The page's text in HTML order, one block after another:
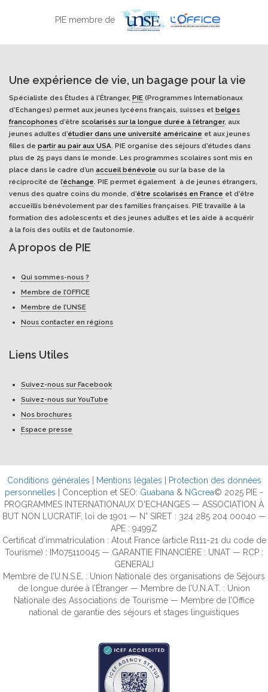
PIE membre de
Une expérience de vie, un bagage pour la vie
Spécialiste des Études à l'Étranger, PIE (Programmes Internationaux
d’Echanges) permet aux jeunes lycéens français, suisses et belges
francophones d’être scolarisés sur la longue durée à l’étranger, aux
jeunes adultes d’étudier dans une université américaine et aux jeunes
filles de partir au pair aux USA. PIE organise des séjours d’études dans
plus de 25 pays dans le monde. Les programmes scolaires sont mis en
place dans le cadre d’un accueil bénévole ou sur la base de la
réciprocité de l’échange. PIE permet également à de jeunes étrangers,
venus des quatre coins du monde, d’être scolarisés en France et d’être
accueillis bénévolement par des familles françaises. PIE travaille à la
formation des adolescents et des jeunes adultes et les aide à acquérir
à la fois des outils et de l’autonomie.
A propos de PIE
Qui sommes-nous ?
Membre de l’OFFICE
Membre de l’UNSE
Nous contacter en régions
Liens Utiles
Suivez-nous sur Facebook
Suivez-nous sur YouTube
Nos brochures
Espace presse
Conditions générales Mentions légales
Protection des données
personnelles | Conception et SEO: Guabana & NGcrea© 2025 PIE -
PROGRAMMES INTERNATIONAUX D'ECHANGES — ASSOCIATION À
BUT NON LUCRATIF, loi de 1901 — N° SIRET : 324 285 204 00040 —
APE : 9499Z
Certificat d’immatriculation : Atout France (article R111-21 du code de
Tourisme) : IM075110045 — GARANTIE FINANCIÈRE : UNAT — RCP :
GENERALI
Membre de l’U.N.S.E. : Union Nationale des organisations de Séjours
de longue durée à l’Étranger — Membre de l’U.N.A.T. : Union
Nationale des Associations de Tourisme — Membre de l’Office
national de garantie des séjours et stages linguistiques